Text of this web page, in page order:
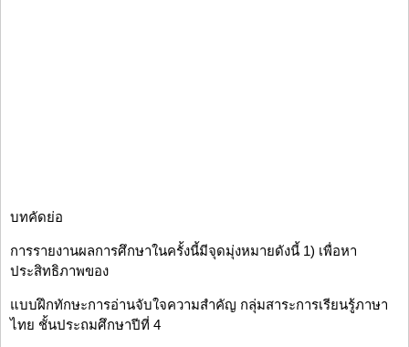
บทคัดย่อ
การรายงานผลการศึกษาในครั้งนี้มีจุดมุ่งหมายดังนี้ 1) เพื่อหา
ประสิทธิภาพของ
แบบฝึกทักษะการอ่านจับใจความสำคัญ กลุ่มสาระการเรียนรู้ภาษา
ไทย ชั้นประถมศึกษาปีที่ 4